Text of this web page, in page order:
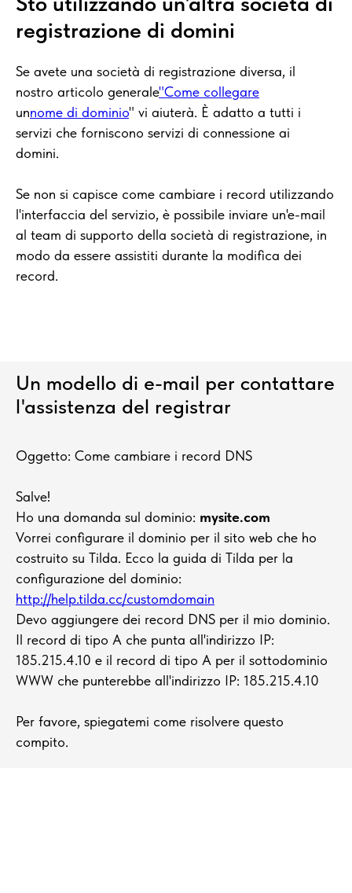
registrazione di domini
Se avete una società di registrazione diversa, il
nostro articolo generale"Come collegare
unnome di dominio" vi aiuterà. È adatto a tutti i
servizi che forniscono servizi di connessione ai
domini.
Se non si capisce come cambiare i record utilizzando
l'interfaccia del servizio, è possibile inviare un'e-mail
al team di supporto della società di registrazione, in
modo da essere assistiti durante la modifica dei
record.
Un modello di e-mail per contattare
l'assistenza del registrar
Oggetto: Come cambiare i record DNS
Salve!
Ho una domanda sul dominio: mysite.com
Vorrei configurare il dominio per il sito web che ho
costruito su Tilda. Ecco la guida di Tilda per la
configurazione del dominio:
http://help.tilda.cc/customdomain
Devo aggiungere dei record DNS per il mio dominio.
Il record di tipo A che punta all'indirizzo IP:
185.215.4.10 e il record di tipo A per il sottodominio
WWW che punterebbe all'indirizzo IP: 185.215.4.10
Per favore, spiegatemi come risolvere questo
compito.